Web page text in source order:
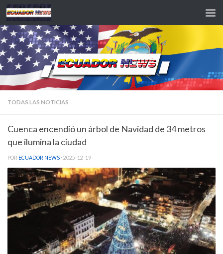
Saltar al contenido
TODAS LAS NOTICIAS
Cuenca encendió un árbol de Navidad de 34 metros
que ilumina la ciudad
POR ECUADOR NEWS · 2025-12-19